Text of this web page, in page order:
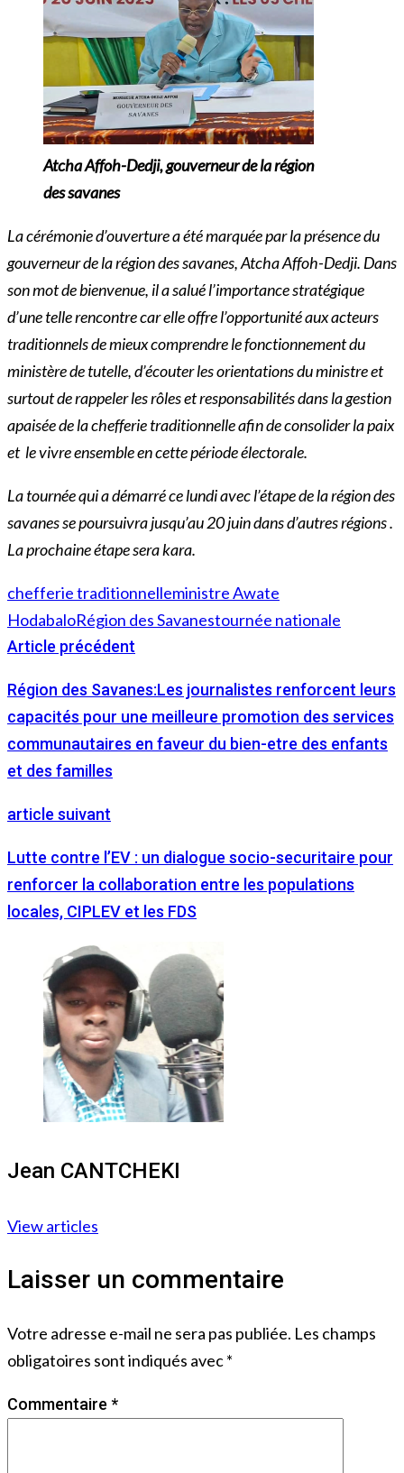
Atcha Affoh-Dedji, gouverneur de la région
des savanes
La cérémonie d’ouverture a été marquée par la présence du
gouverneur de la région des savanes, Atcha Affoh-Dedji. Dans
son mot de bienvenue, il a salué l’importance stratégique
d’une telle rencontre car elle offre l’opportunité aux acteurs
traditionnels de mieux comprendre le fonctionnement du
ministère de tutelle, d’écouter les orientations du ministre et
surtout de rappeler les rôles et responsabilités dans la gestion
apaiséede la chefferie traditionnelle afin de consolider la paix
et le vivre ensemble en cette période électorale.
La tournée qui a démarré ce lundi avec l’étape de la région des
savanes se poursuivra jusqu’au 20 juin dans d’autres régions .
La prochaine étape sera kara.
chefferie traditionnelleministre Awate
HodabaloRégion des Savanestournée nationale
Article précédent
Région des Savanes:Les journalistes renforcent leurs
capacités pour une meilleure promotion des services
communautaires en faveur du bien-etre des enfants
et des familles
article suivant
Lutte contre l’EV : un dialogue socio-securitaire pour
renforcer la collaboration entre les populations
locales, CIPLEV et les FDS
Jean CANTCHEKI
View articles
Laisser un commentaire
Votre adresse e-mail ne sera pas publiée. Les champs
obligatoires sont indiqués avec*
Commentaire *